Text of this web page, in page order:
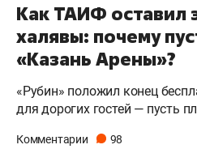
Как ТАИФ оставил
халявы: почему
«Казань Арены»?
«Рубин» положил конец
для дорогих гостей — пусть
Комментарии 98